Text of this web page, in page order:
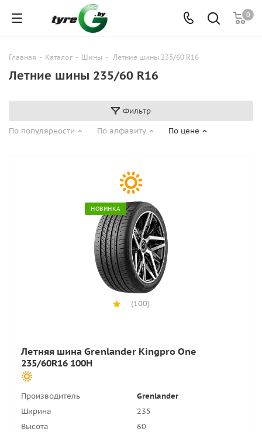
0
Главная - Каталог - Шины - Летние шины 235/60 R16
Летние шины 235/60 R16
Фильтр
По популярности
По алфавиту По цене
НОВИНКА
(100)
Летняя шина Grenlander Kingpro One
235/60R16 100H
Производитель
Grenlander
Ширина
235
Высота
60